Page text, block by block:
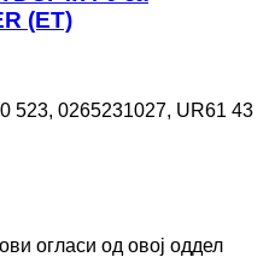
(ET)
523, 0265231027, UR61 43
огласи од овој оддел